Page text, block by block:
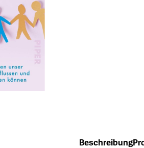
Beschreibung